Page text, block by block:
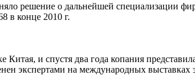
решение о дальнейшей специализации
в конце 2010 г.
и спустя два года копания
экспертами на международных